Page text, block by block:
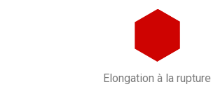
Elongation à la rupture